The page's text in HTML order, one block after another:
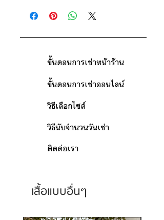
ติดต่อร้านเพื่อสอบถามราคา
ดูแผนที่ร้าน
ขั้นตอนการเช่าหน้าร้าน
ขั้นตอนการเช่าออนไลน์
วิธีเลือกไซส์
วิธีนับจำนวนวันเช่า
ติดต่อเรา
เสื้อแบบอื่นๆ